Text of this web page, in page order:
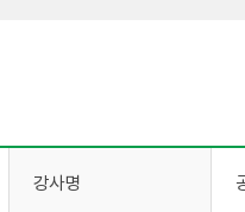
강사명